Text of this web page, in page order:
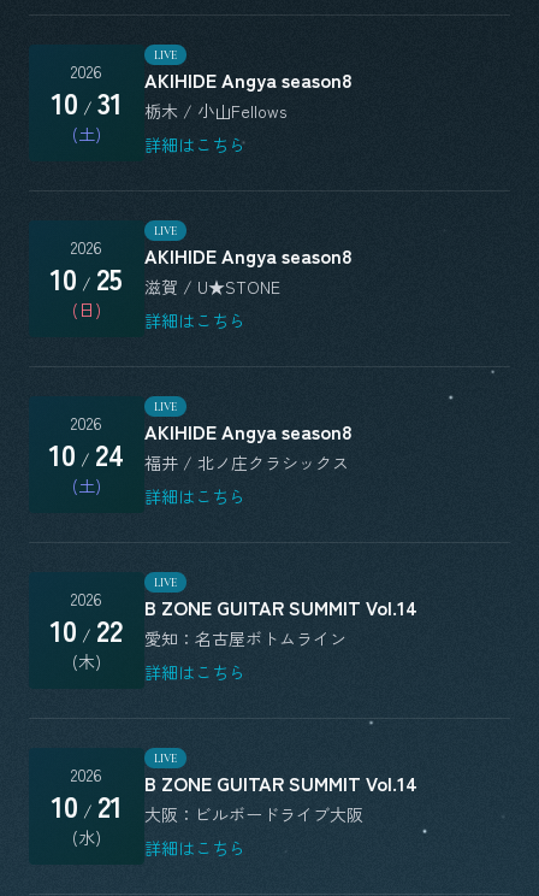
2026
10 / 31
(土)
LIVE
AKIHIDE Angya season8
栃木 / 小山Fellows
詳細はこちら
2026
10 / 25
(日)
LIVE
AKIHIDE Angya season8
滋賀 / U★STONE
詳細はこちら
2026
10 / 24
(土)
LIVE
AKIHIDE Angya season8
福井 / 北ノ庄クラシックス
詳細はこちら
2026
10 / 22
(木)
LIVE
B ZONE GUITAR SUMMIT Vol.14
愛知：名古屋ボトムライン
詳細はこちら
2026
10 / 21
(水)
LIVE
B ZONE GUITAR SUMMIT Vol.14
大阪：ビルボードライブ大阪
詳細はこちら